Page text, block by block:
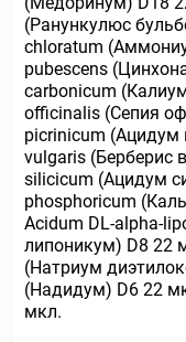
(Ранункулюс
chloratum
pubescens
carbonicum
officinalis (Сепия
picrinicum (Ацидум
vulgaris (Берберис
silicicum (Ацидум
phosphoricum
Acidum DL-alpha-
липоникум) D8 22
(Натриум
(Надидум) D6 22
мкл.